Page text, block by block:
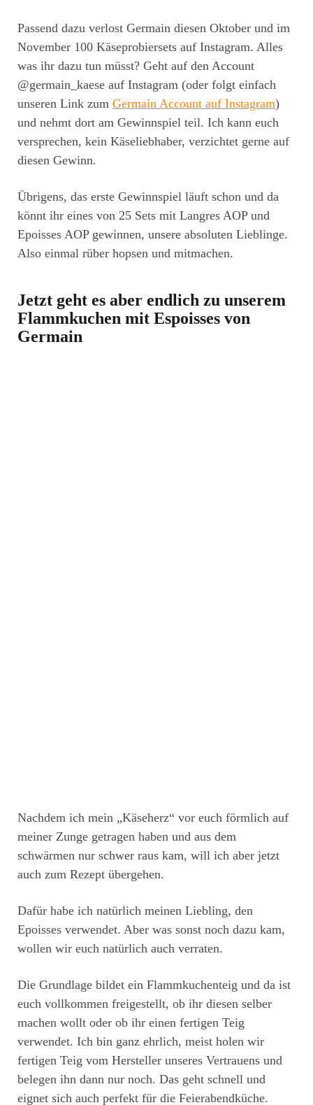
Passend dazu verlost Germain diesen Oktober und im
November 100 Käseprobiersets auf Instagram. Alles
was ihr dazu tun müsst? Geht auf den Account
@germain_kaese auf Instagram (oder folgt einfach
unseren Link zum Germain Account auf Instagram)
und nehmt dort am Gewinnspiel teil. Ich kann euch
versprechen, kein Käseliebhaber, verzichtet gerne auf
diesen Gewinn.
Übrigens, das erste Gewinnspiel läuft schon und da
könnt ihr eines von 25 Sets mit Langres AOP und
Epoisses AOP gewinnen, unsere absoluten Lieblinge.
Also einmal rüber hopsen und mitmachen.
Jetzt geht es aber endlich zu unserem
Flammkuchen mit Espoisses von
Germain
Nachdem ich mein „Käseherz“ vor euch förmlich auf
meiner Zunge getragen haben und aus dem
schwärmen nur schwer raus kam, will ich aber jetzt
auch zum Rezept übergehen.
Dafür habe ich natürlich meinen Liebling, den
Epoisses verwendet. Aber was sonst noch dazu kam,
wollen wir euch natürlich auch verraten.
Die Grundlage bildet ein Flammkuchenteig und da ist
euch vollkommen freigestellt, ob ihr diesen selber
machen wollt oder ob ihr einen fertigen Teig
verwendet. Ich bin ganz ehrlich, meist holen wir
fertigen Teig vom Hersteller unseres Vertrauens und
belegen ihn dann nur noch. Das geht schnell und
eignet sich auch perfekt für die Feierabendküche.